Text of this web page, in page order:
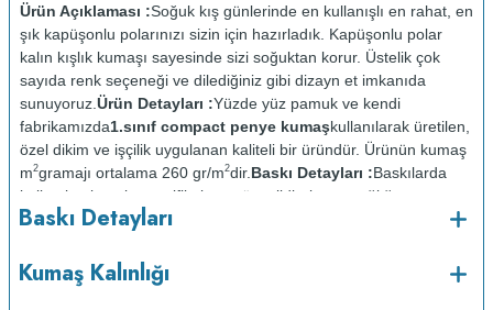
Ürün Açıklaması :Soğuk kış günlerinde en kullanışlı en rahat, en
şık kapüşonlu polarınızı sizin için hazırladık. Kapüşonlu polar
kalın kışlık kumaşı sayesinde sizi soğuktan korur. Üstelik çok
sayıda renk seçeneği ve dilediğiniz gibi dizayn et imkanıda
sunuyoruz. Ürün Detayları :Yüzde yüz pamuk ve kendi
fabrikamızda1.sınıf compact penye kumaşkullanılarak üretilen,
özel dikim ve işçilik uygulanan kaliteli bir üründür. Ürünün kumaş
m2gramajı ortalama 260 gr/m2dir. Baskı Detayları :Baskılarda
kullanılan boyalar sertifikalı ve güvenlidir; insan sağlığına zarar
Kumaş Kalınlığı :
Kısa programda maksimum 30
yıkanır.Kuru temizleme yapılmaz.
Baskı Detayları
Kumaş Kalınlığı